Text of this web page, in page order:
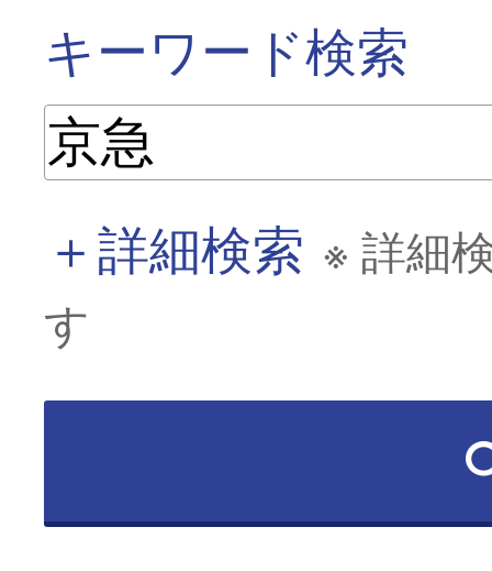
キーワード検索
＋詳細検索 ※ 詳細
す